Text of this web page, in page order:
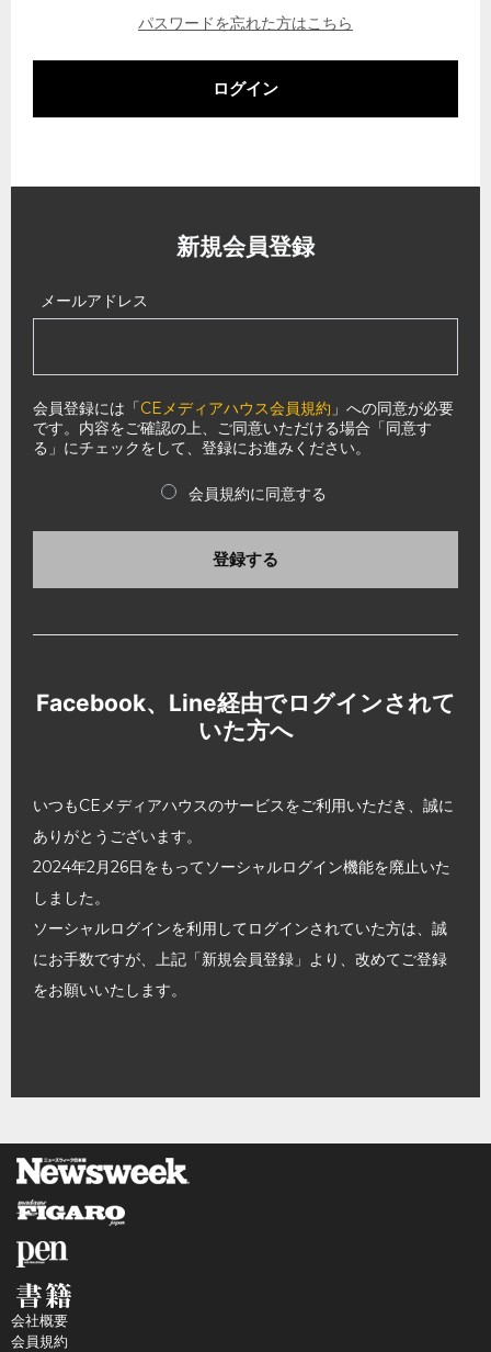
パスワードを忘れた方はこちら
ログイン
新規会員登録
メールアドレス
会員登録には「CEメディアハウス会員規約 」への同意が必要
です。内容をご確認の上、ご同意いただける場合「同意す
る」にチェックをして、登録にお進みください。
会員規約に同意する
登録する
Facebook、Line経由でログインされて
いた方へ
いつもCEメディアハウスのサービスをご利用いただき、誠に
ありがとうございます。
2024年2月26日をもってソーシャルログイン機能を廃止いた
しました。
ソーシャルログインを利用してログインされていた方は、誠
にお手数ですが、上記「新規会員登録」より、改めてご登録
をお願いいたします。
会社概要
会員規約